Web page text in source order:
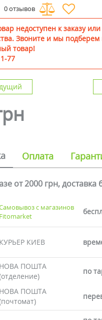
0 отзывов
недоступен к заказу или
Звоните и мы подберем
товар!
77
Оплата
от 2000 грн, доставка
с магазинов
Fitomarket
КУРЬЕР КИЕВ
НОВА ПОШТА
по
НОВА ПОШТА